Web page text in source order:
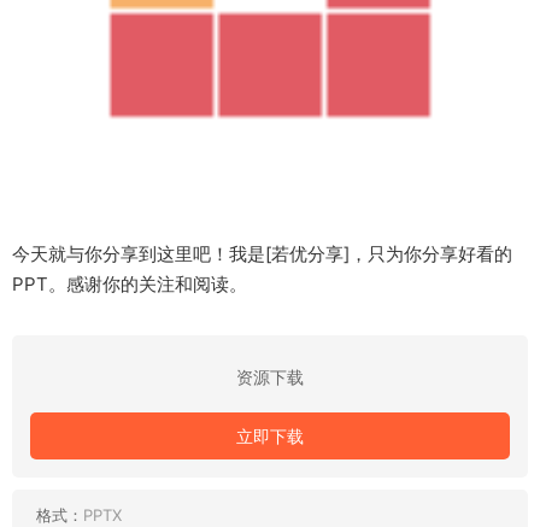
今天就与你分享到这里吧！我是[若优分享]，只为你分享好看的
PPT。感谢你的关注和阅读。
资源下载
立即下载
格式： PPTX